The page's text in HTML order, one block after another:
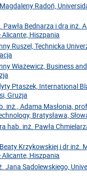
Radoń,
Pawła Bednarza i dra inż.
Alicante, Hiszpania
Ruszel, Technicka
Wiażewicz, Business
Ptaszek, International
Gruzja
inż., Adama Masłonia,
Bratysława,
hab. inż. Pawła
Krzykowskiej i dr inż.
Alicante, Hiszpania
Jana Sadolewskiego,